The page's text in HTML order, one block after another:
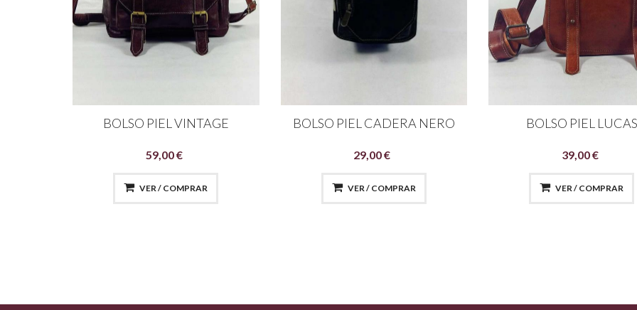
BOLSO PIEL VINTAGE
59,00 €
VER / COMPRAR
BOLSO PIEL CADERA NERO
29,00 €
VER / COMPRAR
BOLSO PIEL LUCAS
39,00 €
VER / COMPRAR